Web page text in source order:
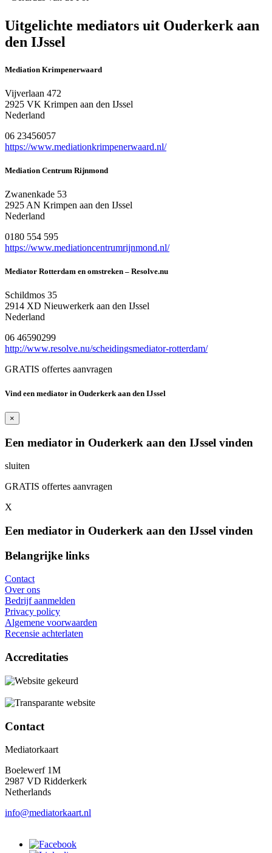
Uitgelichte mediators uit Ouderkerk aan
den IJssel
Mediation Krimpenerwaard
Vijverlaan 472
2925 VK Krimpen aan den IJssel
Nederland
06 23456057
https://www.mediationkrimpenerwaard.nl/
Mediation Centrum Rijnmond
Zwanenkade 53
2925 AN Krimpen aan den IJssel
Nederland
0180 554 595
https://www.mediationcentrumrijnmond.nl/
Mediator Rotterdam en omstreken – Resolve.nu
Schildmos 35
2914 XD Nieuwerkerk aan den IJssel
Nederland
06 46590299
http://www.resolve.nu/scheidingsmediator-rotterdam/
GRATIS offertes aanvragen
Vind een mediator in Ouderkerk aan den IJssel
×
Een mediator in Ouderkerk aan den IJssel vinden
sluiten
GRATIS offertes aanvragen
X
Een mediator in Ouderkerk aan den IJssel vinden
Belangrijke links
Contact
Over ons
Bedrijf aanmelden
Privacy policy
Algemene voorwaarden
Recensie achterlaten
Accreditaties
Contact
Mediatorkaart
Boelewerf 1M
2987 VD Ridderkerk
Netherlands
info@mediatorkaart.nl